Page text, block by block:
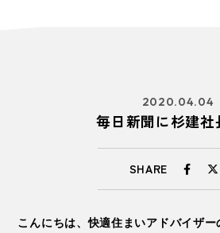
2020.04.04
毎日新聞に杉建社
SHARE
こんにちは、快適住まいアドバイザー